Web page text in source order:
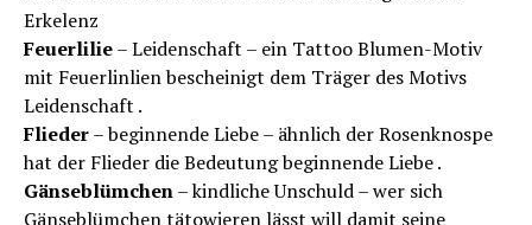
Erkelenz
Feuerlilie– Leidenschaft – ein Tattoo Blumen-Motiv
mit Feuerlinlien bescheinigt dem Träger des Motivs
Leidenschaft .
Flieder– beginnende Liebe – ähnlich der Rosenknospe
hat der Flieder die Bedeutung beginnende Liebe .
Gänseblümchen– kindliche Unschuld – wer sich
Gänseblümchen tätowieren lässt will damit seine